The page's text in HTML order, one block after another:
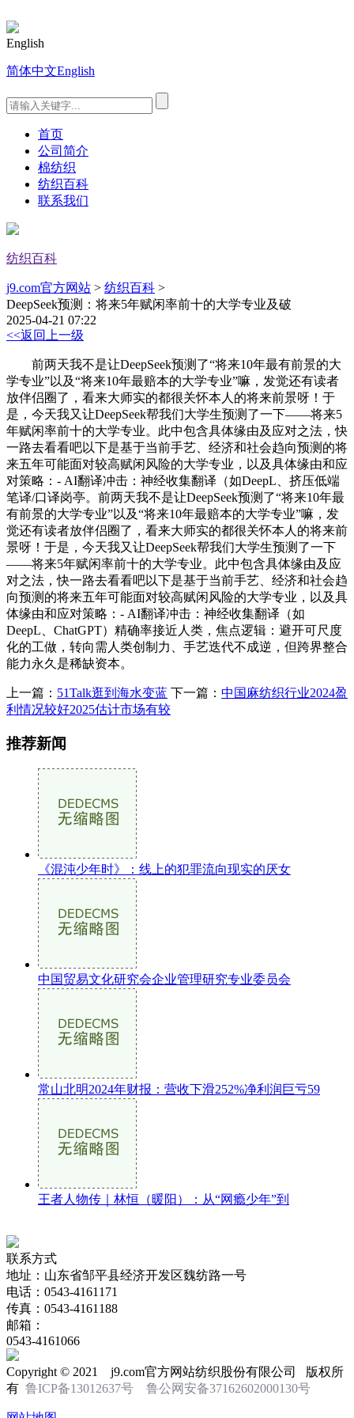
English
简体中文English
首页
公司简介
棉纺织
纺织百科
联系我们
纺织百科
j9.com官方网站 > 纺织百科 >
DeepSeek预测：将来5年赋闲率前十的大学专业及破
2025-04-21 07:22
<<返回上一级
前两天我不是让DeepSeek预测了“将来10年最有前景的大
学专业”以及“将来10年最赔本的大学专业”嘛，发觉还有读者
放伴侣圈了，看来大师实的都很关怀本人的将来前景呀！于
是，今天我又让DeepSeek帮我们大学生预测了一下——将来5
年赋闲率前十的大学专业。此中包含具体缘由及应对之法，快
一路去看看吧以下是基于当前手艺、经济和社会趋向预测的将
来五年可能面对较高赋闲风险的大学专业，以及具体缘由和应
对策略：- AI翻译冲击：神经收集翻译（如DeepL、挤压低端
笔译/口译岗亭。前两天我不是让DeepSeek预测了“将来10年最
有前景的大学专业”以及“将来10年最赔本的大学专业”嘛，发
觉还有读者放伴侣圈了，看来大师实的都很关怀本人的将来前
景呀！于是，今天我又让DeepSeek帮我们大学生预测了一下
——将来5年赋闲率前十的大学专业。此中包含具体缘由及应
对之法，快一路去看看吧以下是基于当前手艺、经济和社会趋
向预测的将来五年可能面对较高赋闲风险的大学专业，以及具
体缘由和应对策略：- AI翻译冲击：神经收集翻译（如
DeepL、ChatGPT）精确率接近人类，焦点逻辑：避开可尺度
化的工做，转向需人类创制力、手艺迭代不成逆，但跨界整合
能力永久是稀缺资本。
上一篇： 51Talk逛到海水变蓝 下一篇： 中国麻纺织行业2024盈
利情况较好2025估计市场有较
推荐新闻
《混沌少年时》：线上的犯罪流向现实的厌女
中国贸易文化研究会企业管理研究专业委员会
常山北明2024年财报：营收下滑252%净利润巨亏59
王者人物传｜林恒（暖阳）：从“网瘾少年”到
联系方式
地址：山东省邹平县经济开发区魏纺路一号
电话：0543-4161171
传真：0543-4161188
邮箱：
0543-4161066
Copyright © 2021 j9.com官方网站纺织股份有限公司 版权所
有 鲁ICP备13012637号 鲁公网安备37162602000130号